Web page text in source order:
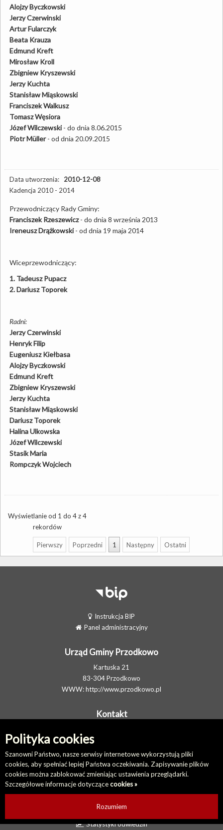
Polityka cookies
Szanowni Państwo, nasze serwisy internetowe wykorzystują pliki
cookies, aby spełniać lepiej Państwa oczekiwania. Zapisywanie plików
cookies można zablokować zmieniając ustawienia przeglądarki.
Szczegółowe informacje dotyczącecookies »
Rozumiem
Alojzy Byczkowski
Jerzy Czerwinski
Artur Fularczyk
Beata Krauza
Edmund Kreft
Mirosław Kroll
Zbigniew Kryszewski
Jerzy Kuchta
Stanisław Miąskowski
Franciszek Walkusz
Tomasz Węsiora
Józef Wilczewski- do dnia 8.06.2015
Piotr Müller- od dnia 20.09.2015
Data utworzenia: 2010-12-08
Kadencja 2010 - 2014
Przewodniczący Rady Gminy:
Franciszek Rzeszewicz- do dnia 8 września 2013
Ireneusz Drążkowski- od dnia 19 maja 2014
Wiceprzewodniczący:
1. Tadeusz Pupacz
2. Dariusz Toporek
Radni:
Jerzy Czerwinski
Henryk Filip
Eugeniusz Kiełbasa
Alojzy Byczkowski
Edmund Kreft
Zbigniew Kryszewski
Jerzy Kuchta
Stanisław Miąskowski
Dariusz Toporek
Halina Ulkowska
Józef Wilczewski
Stasik Maria
Rompczyk Wojciech
Wyświetlanie od 1 do 4 z 4
rekordów
Pierwszy Poprzedni 1 Następny Ostatni
Instrukcja BIP
Panel administracyjny
Urząd Gminy Przodkowo
Kartuska 21
83-304 Przodkowo
WWW:http://www.przodkowo.pl
Kontakt
E-MAIL:
Elektroniczna Skrzynka Podawcza
Na skróty
Statystyki odwiedzin